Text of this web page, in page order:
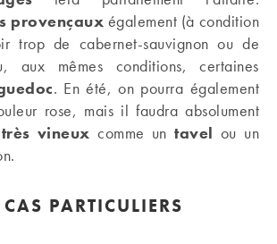
provençaux également (à condition
trop de cabernet-sauvignon ou de
aux mêmes conditions, certaines
. En été, on pourra également
rose, mais il faudra absolument
vineux comme untavel ou un
PARTICULIERS